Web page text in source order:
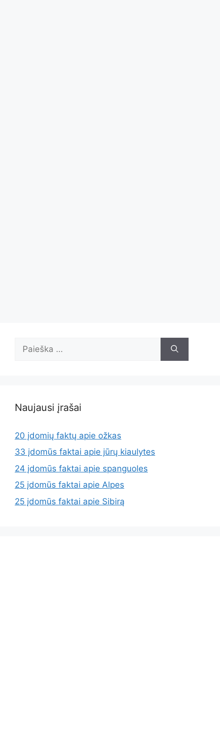
Naujausi įrašai
20 įdomių faktų apie ožkas
33 įdomūs faktai apie jūrų kiaulytes
24 įdomūs faktai apie spanguoles
25 įdomūs faktai apie Alpes
25 įdomūs faktai apie Sibirą